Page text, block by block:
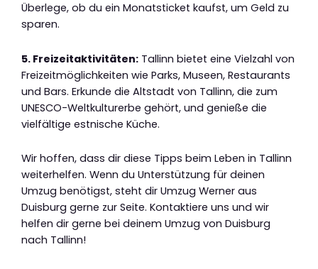
Überlege, ob du ein Monatsticket kaufst, um Geld zu
sparen.
5. Freizeitaktivitäten: Tallinn bietet eine Vielzahl von
Freizeitmöglichkeiten wie Parks, Museen, Restaurants
und Bars. Erkunde die Altstadt von Tallinn, die zum
UNESCO-Weltkulturerbe gehört, und genieße die
vielfältige estnische Küche.
Wir hoffen, dass dir diese Tipps beim Leben in Tallinn
weiterhelfen. Wenn du Unterstützung für deinen
Umzug benötigst, steht dir Umzug Werner aus
Duisburg gerne zur Seite. Kontaktiere uns und wir
helfen dir gerne bei deinem Umzug von Duisburg
nach Tallinn!